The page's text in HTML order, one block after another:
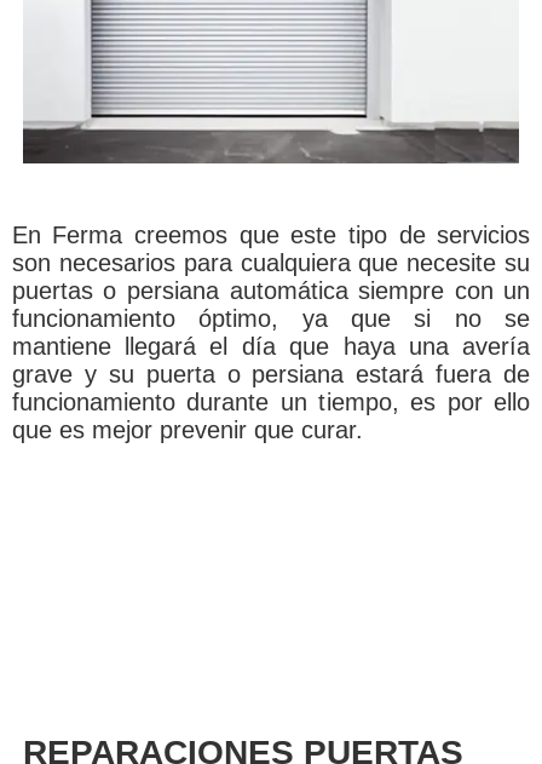
En Ferma creemos que este tipo de servicios
son necesarios para cualquiera que necesite su
puertas o persiana automática siempre con un
funcionamiento óptimo, ya que si no se
mantiene llegará el día que haya una avería
grave y su puerta o persiana estará fuera de
funcionamiento durante un tiempo, es por ello
que es mejor prevenir que curar.
REPARACIONES PUERTAS